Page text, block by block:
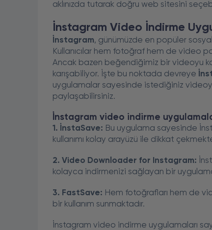
aklınızda tutarak doğru web sitesini
İnstagram Video İndirme
İnstagram, günümüzde en popüler
Kullanıcılar hem fotoğraf hem de video
Ancak bazen beğendiğimiz bir videoyu
karışabiliyor. İşte bu noktada devreye
uygulamalar sayesinde istediğiniz
paylaşabilirsiniz.
İnstagram video indirme
1. İnstaSave: Bu uygulama sayesinde
kullanımı kolay arayüzü ile dikkat
2. Video Downloader for Instagram:
kolayca indirmenizi sağlayan bir
3. FastSave: Hem fotoğrafları hem de
bir kullanım sunmaktadır.
İnstagram video indirme uygulamaları